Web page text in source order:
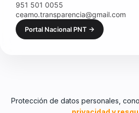
951 501 0055
ceamo.transparencia@gmail.com
Portal Nacional PNT →
Protección de datos personales,